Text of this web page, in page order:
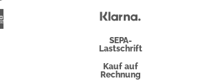
Überweisung
SEPA-
Lastschrift
Kauf auf
Rechnung